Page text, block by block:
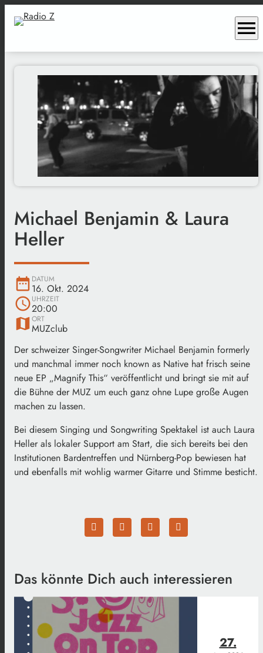
menu
Michael Benjamin & Laura
Heller
date_range DATUM
16. Okt. 2024
scheduleUHRZEIT
20:00
map ORT
MUZclub
Der schweizer Singer-Songwriter Michael Benjamin formerly
und manchmal immer noch known as Native hat frisch seine
neue EP „Magnify This“ veröffentlicht und bringt sie mit auf
die Bühne der MUZ um euch ganz ohne Lupe große Augen
machen zu lassen.
Bei diesem Singing und Songwriting Spektakel ist auch Laura
Heller als lokaler Support am Start, die sich bereits bei den
Institutionen Bardentreffen und Nürnberg-Pop bewiesen hat
und ebenfalls mit wohlig warmer Gitarre und Stimme besticht.
Das könnte Dich auch interessieren
27.